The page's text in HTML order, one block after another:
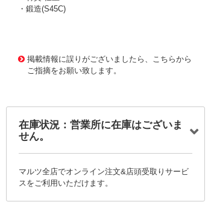
・鍛造(S45C)
掲載情報に誤りがございましたら、こちらから
ご指摘をお願い致します。
在庫状況：営業所に在庫はございま
せん。
マルツ全店でオンライン注文&店頭受取りサービ
スをご利用いただけます。